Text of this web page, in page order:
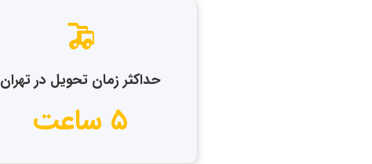
حداکثر زمان تحویل در تهران
۵ ساعت